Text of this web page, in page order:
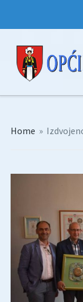
Home »